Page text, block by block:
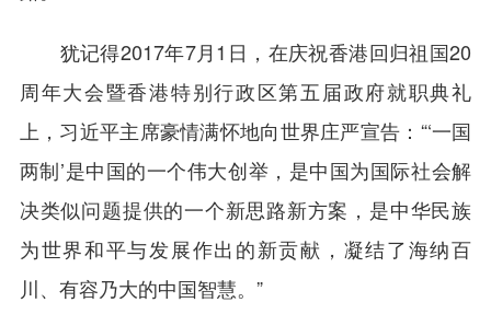
犹记得2017年7月1日，在庆祝香港回归祖国20
周年大会暨香港特别行政区第五届政府就职典礼
上，习近平主席豪情满怀地向世界庄严宣告：“‘一国
两制’是中国的一个伟大创举，是中国为国际社会解
决类似问题提供的一个新思路新方案，是中华民族
为世界和平与发展作出的新贡献，凝结了海纳百
川、有容乃大的中国智慧。”